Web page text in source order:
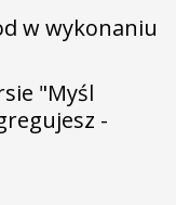
w wykonaniu
"Myśl
-